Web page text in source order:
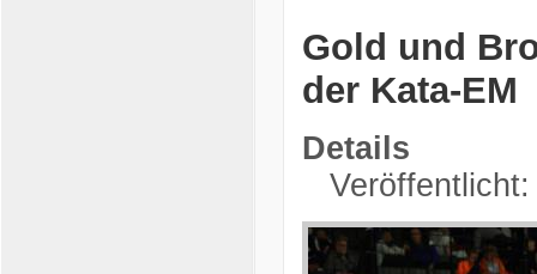
Gold und
der Kata-EM
Details